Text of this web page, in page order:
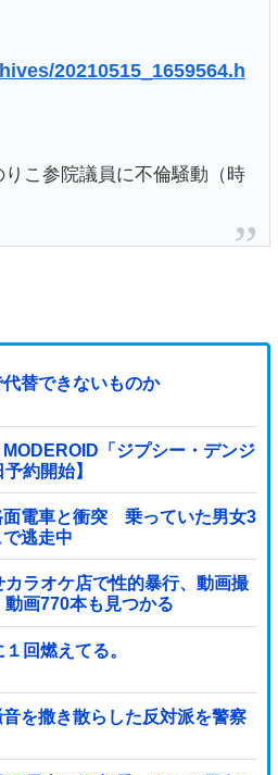
20210515_1659564.h
替できないものか
MODEROID「ジプシー・デンジ
約開始】
面電車と衝突 乗っていた男女3
逃走中
ラオケ店で性的暴行、動画撮
画770本も見つかる
回燃えてる。
を撒き散らした反対派を警察